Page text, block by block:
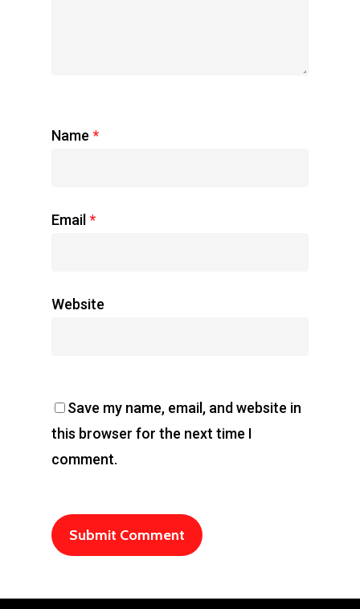
Name *
Email *
Website
Save my name, email, and website in
this browser for the next time I
comment.